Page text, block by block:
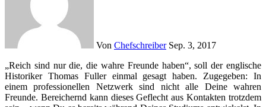
Von Chefschreiber Sep. 3, 2017
„Reich sind nur die, die wahre Freunde haben“, soll der englische
Historiker Thomas Fuller einmal gesagt haben. Zugegeben: In
einem professionellen Netzwerk sind nicht alle Deine wahren
Freunde. Bereichernd kann dieses Geflecht aus Kontakten trotzdem